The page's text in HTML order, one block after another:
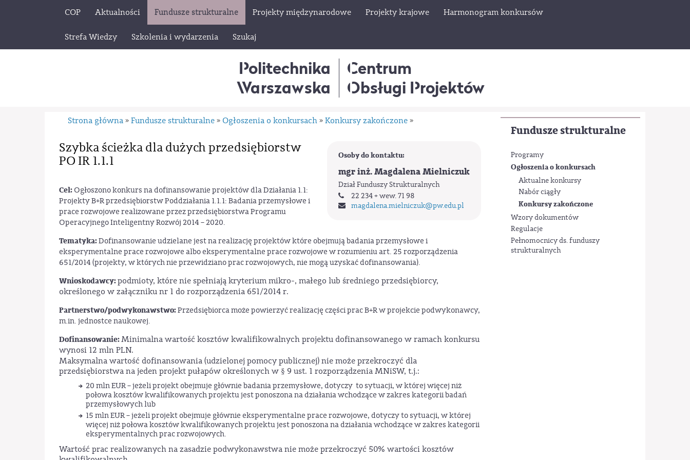
COP Aktualności Fundusze strukturalne Projekty międzynarodowe Projekty krajowe Harmonogram konkursów
Strefa Wiedzy Szkolenia i wydarzenia Szukaj
Politechnika
Warszawska
Centrum
Obsługi Projektów
Fundusze strukturalne
Programy
Ogłoszenia o konkursach
Aktualne konkursy
Nabór ciągły
Konkursy zakończone
Wzory dokumentów
Regulacje
Pełnomocnicy ds. funduszy
strukturalnych
Strona główna » Fundusze strukturalne » Ogłoszenia o konkursach » Konkursy zakończone »
Osoby do kontaktu:
mgr inż. Magdalena Mielniczuk
Dział Funduszy Strukturalnych
22 234 + wew. 71 98
magdalena.mielniczuk@pw.edu.pl
Szybka ścieżka dla dużych przedsiębiorstw
PO IR 1.1.1
Cel: Ogłoszono konkurs na dofinansowanie projektów dla Działania 1.1:
Projekty B+R przedsiębiorstw Poddziałania 1.1.1: Badania przemysłowe i
prace rozwojowe realizowane przez przedsiębiorstwa Programu
Operacyjnego Inteligentny Rozwój 2014 – 2020.
Tematyka:Dofinansowanie udzielane jest na realizację projektów które obejmują badania przemysłowe i
eksperymentalne prace rozwojowe albo eksperymentalne prace rozwojowe w rozumieniu art. 25 rozporządzenia
651/2014 (projekty, w których nie przewidziano prac rozwojowych, nie mogą uzyskać dofinansowania).
Wnioskodawcy:podmioty, które nie spełniają kryterium mikro-, małego lub średniego przedsiębiorcy,
określonego w załączniku nr 1 do rozporządzenia 651/2014 r.
Partnerstwo/podwykonawstwo:Przedsiębiorca może powierzyć realizację części prac B+R w projekcie podwykonawcy,
m.in. jednostce naukowej.
Dofinansowanie:Minimalna wartość kosztów kwalifikowalnych projektu dofinansowanego w ramach konkursu
wynosi 12 mln PLN.
Maksymalna wartość dofinansowania (udzielonej pomocy publicznej) nie może przekroczyć dla
przedsiębiorstwa na jeden projekt pułapów określonych w § 9 ust. 1 rozporządzenia MNiSW, t.j.:
20 mln EUR – jeżeli projekt obejmuje głównie badania przemysłowe, dotyczy to sytuacji, w której więcej niż
połowa kosztów kwalifikowanych projektu jest ponoszona na działania wchodzące w zakres kategorii badań
przemysłowych lub
15 mln EUR – jeżeli projekt obejmuje głównie eksperymentalne prace rozwojowe, dotyczy to sytuacji, w której
więcej niż połowa kosztów kwalifikowanych projektu jest ponoszona na działania wchodzące w zakres kategorii
eksperymentalnych prac rozwojowych.
Wartość prac realizowanych na zasadzie podwykonawstwa nie może przekroczyć 50% wartości kosztów